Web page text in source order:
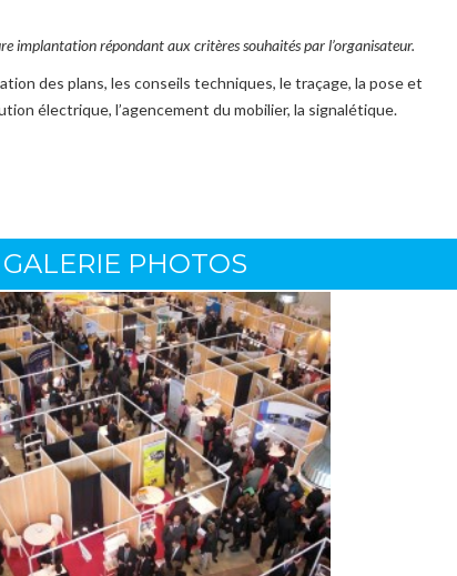
implantation répondant aux critères souhaités par l’organisateur.
des plans, les conseils techniques, le traçage, la pose et
électrique, l’agencement du mobilier, la signalétique.
GALERIE PHOTOS